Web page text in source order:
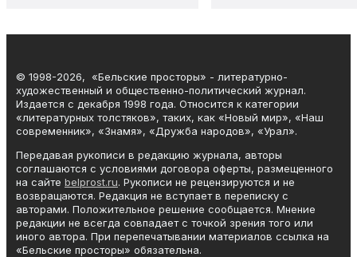
© 1998-2026, «Бельские просторы» - литературно-
художественный и общественно-политический журнал.
Издается с декабря 1998 года. Относится к категории
«литературных толстяков», таких, как «Новый мир», «Наш
современник», «Знамя», «Дружба народов», «Урал».
Передавая рукописи в редакцию журнала, авторы
соглашаются с условиями договора оферты, размещенного
на сайте belprost.ru. Рукописи не рецензируются и не
возвращаются. Редакция не вступает в переписку с
авторами. Положительное решение сообщается. Мнение
редакции не всегда совпадает с точкой зрения того или
иного автора. При перепечатывании материалов ссылка на
«Бельские просторы» обязательна.